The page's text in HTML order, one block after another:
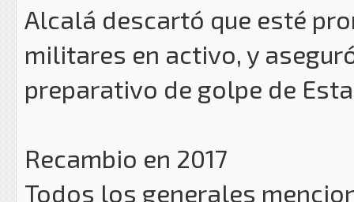
Alcalá descartó que esté
militares en activo, y
preparativo de golpe de
Recambio en 2017
Todos los generales